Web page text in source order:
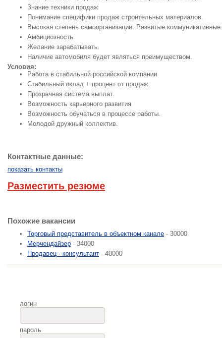
Знание техники продаж
Понимание специфики продаж строительных материалов.
Высокая степень самоорганизации. Развитые
Амбициозность.
Желание зарабатывать.
Наличие автомобиля будет являться преимуществом.
Условия:
Работа в стабильной российской компании
Стабильный оклад + процент от продаж.
Прозрачная система выплат.
Возможность карьерного развития
Возможность обучаться в процессе работы.
Молодой дружный коллектив.
Контактные данные:
показать контакты
Разместить резюме
Похожие вакансии
Торговый представитель в объектном канале - 30000
Мерчендайзер - 34000
Продавец - консультант - 40000
логин
пароль